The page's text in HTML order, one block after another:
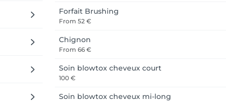
Forfait Brushing
From 52 €
Chignon
From 66 €
Soin blowtox cheveux court
100 €
Soin blowtox cheveux mi-long